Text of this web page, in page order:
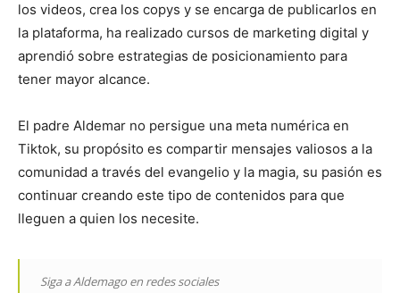
los videos, crea los copys y se encarga de publicarlos en
la plataforma, ha realizado cursos de marketing digital y
aprendió sobre estrategias de posicionamiento para
tener mayor alcance.
El padre Aldemar no persigue una meta numérica en
Tiktok, su propósito es compartir mensajes valiosos a la
comunidad a través del evangelio y la magia, su pasión es
continuar creando este tipo de contenidos para que
lleguen a quien los necesite.
Siga a Aldemago en redes sociales